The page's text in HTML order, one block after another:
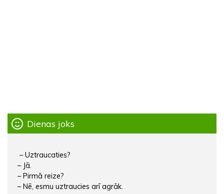
Dienas joks
– Uztraucaties?
– Jā.
– Pirmā reize?
– Nē, esmu uztraucies arī agrāk.